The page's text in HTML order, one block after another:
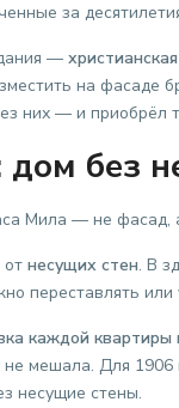
за
—
на фасаде
них — и приобрёл
дом без
Мила — не фасад,
от несущих стен. В
переставлять или
каждой
не мешала. Для
несущие стены.